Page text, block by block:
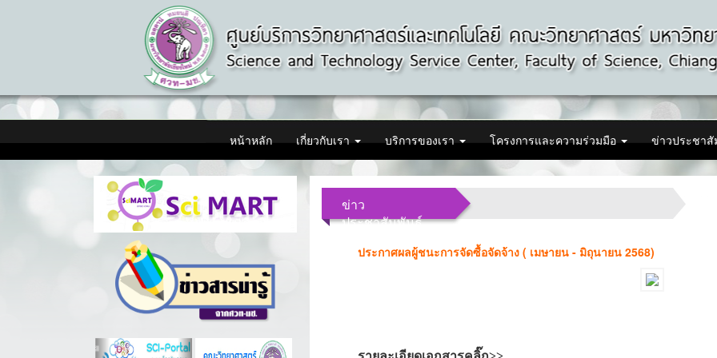
หน้าหลัก เกี่ยวกับเรา บริการของเรา โครงการและความร่วมมือ ข่าวประชา
ข่าว
ประชาสัมพันธ์
ประกาศผลผู้ชนะการจัดซื้อจัดจ้าง ( เมษายน - มิถุนายน 2568)